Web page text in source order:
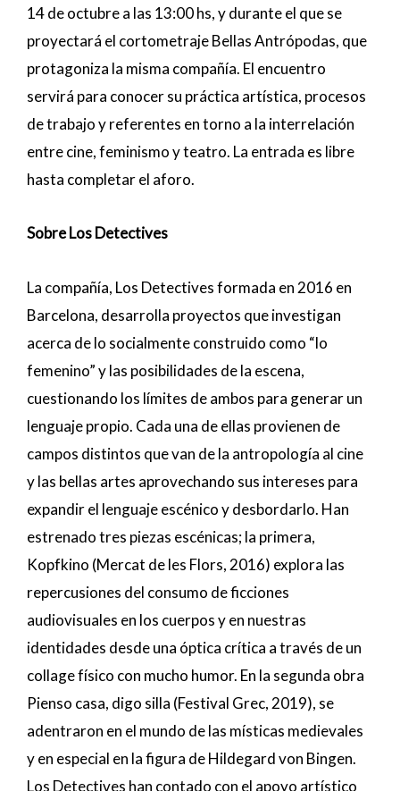
14 de octubre a las 13:00 hs, y durante el que se
proyectará el cortometraje Bellas Antrópodas, que
protagoniza la misma compañía. El encuentro
servirá para conocer su práctica artística, procesos
de trabajo y referentes en torno a la interrelación
entre cine, feminismo y teatro. La entrada es libre
hasta completar el aforo.
Sobre Los Detectives
La compañía, Los Detectives formada en 2016 en
Barcelona, desarrolla proyectos que investigan
acerca de lo socialmente construido como “lo
femenino” y las posibilidades de la escena,
cuestionando los límites de ambos para generar un
lenguaje propio. Cada una de ellas provienen de
campos distintos que van de la antropología al cine
y las bellas artes aprovechando sus intereses para
expandir el lenguaje escénico y desbordarlo. Han
estrenado tres piezas escénicas; la primera,
Kopfkino (Mercat de les Flors, 2016) explora las
repercusiones del consumo de ficciones
audiovisuales en los cuerpos y en nuestras
identidades desde una óptica crítica a través de un
collage físico con mucho humor. En la segunda obra
Pienso casa, digo silla (Festival Grec, 2019), se
adentraron en el mundo de las místicas medievales
y en especial en la figura de Hildegard von Bingen.
Los Detectives han contado con el apoyo artístico